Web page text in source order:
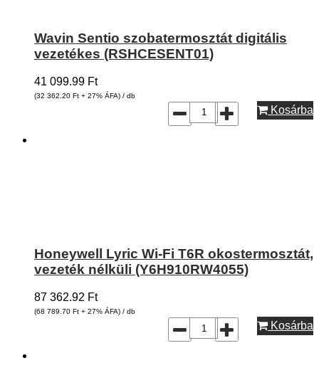
Wavin Sentio szobatermosztát digitális
vezetékes (RSHCESENT01)
41 099.99 Ft
(32 362.20 Ft + 27% ÁFA) / db
Kosárba
Honeywell Lyric Wi-Fi T6R okostermosztát,
vezeték nélküli (Y6H910RW4055)
87 362.92 Ft
(68 789.70 Ft + 27% ÁFA) / db
Kosárba